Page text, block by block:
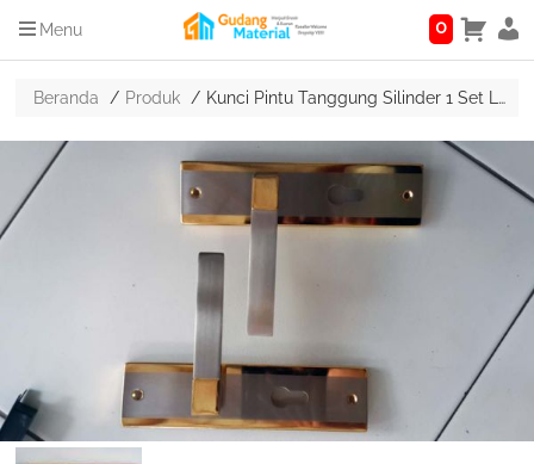
Menu 0
Beranda Produk Kunci Pintu Tanggung Silinder 1 Set Lengkap